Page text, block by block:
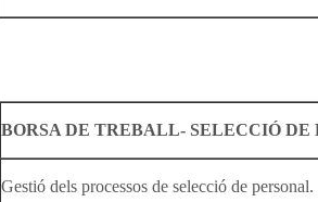
BORSA DE TREBALL- SELECCIÓ DE
Gestió dels processos de selecció de personal.